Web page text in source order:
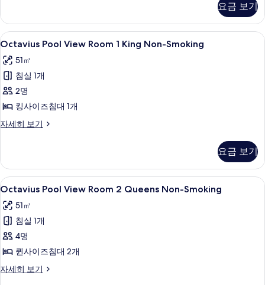
진
모
두
보
기
2
Queens
Non-
자
세
히
보
기
요금 보기
Octavius
Pool
View
Room
1
King
Non-
Smoking
진
모
두
보
기
필로우탑 침대, 객실 내 금고, 책상, 암
4
Octavius Pool View Room 1 King Non-Smoking
51㎡
침실 1개
2명
킹사이즈침대 1개
자세히 보기
Octavius
1
King
Non-
자
세
히
보
기
요금 보기
Octavius
Pool
View
Room
2
Queens
Non-
Smoking
필로우탑 침대, 객실 내 금고, 책상, 암
4
Octavius Pool View Room 2 Queens Non-Smoking
51㎡
침실 1개
4명
퀸사이즈침대 2개
자세히 보기
Octavius